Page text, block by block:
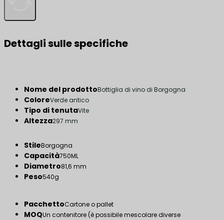
Dettagli sulle specifiche
Nome del prodottoBottiglia di vino di Borgogna
ColoreVerde antico
Tipo di tenutaVite
Altezza297 mm
StileBorgogna
Capacità750ML
Diametro81,6 mm
Peso540g
PacchettoCartone o pallet
MOQUn contenitore (è possibile mescolare diverse